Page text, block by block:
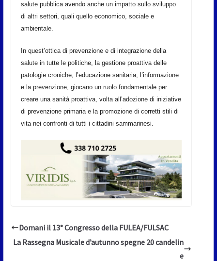
salute pubblica avendo anche un impatto sullo sviluppo
di altri settori, quali quello economico, sociale e
ambientale.
In quest’ottica di prevenzione e di integrazione della
salute in tutte le politiche, la gestione proattiva delle
patologie croniche, l’educazione sanitaria, l’informazione
e la prevenzione, giocano un ruolo fondamentale per
creare una sanità proattiva, volta all’adozione di iniziative
di prevenzione primaria e la promozione di corretti stili di
vita nei confronti di tutti i cittadini sammarinesi.
Domani il 13° Congresso della FULEA/FULSAC
La Rassegna Musicale d’autunno spegne 20 candelin
e